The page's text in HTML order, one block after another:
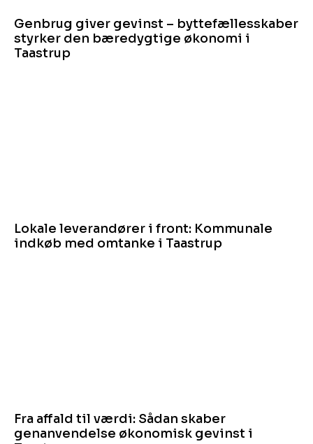
Genbrug giver gevinst – byttefællesskaber
styrker den bæredygtige økonomi i
Taastrup
Lokale leverandører i front: Kommunale
indkøb med omtanke i Taastrup
Fra affald til værdi: Sådan skaber
genanvendelse økonomisk gevinst i